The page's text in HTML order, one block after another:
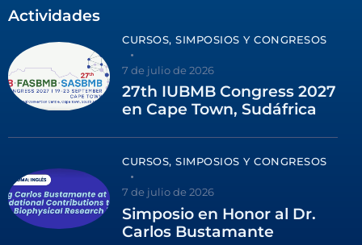
Actividades
CURSOS, SIMPOSIOS Y CONGRESOS
7 de julio de 2026
27th IUBMB Congress 2027
en Cape Town, Sudáfrica
CURSOS, SIMPOSIOS Y CONGRESOS
7 de julio de 2026
Simposio en Honor al Dr.
Carlos Bustamante